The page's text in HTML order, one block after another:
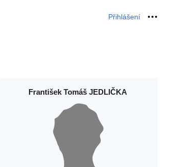
Přihlášení Osobní
František Tomáš JEDLIČKA